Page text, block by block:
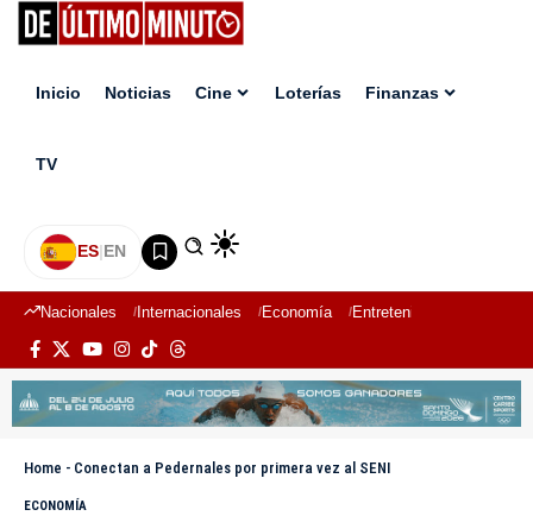
Inicio Noticias Cine Loterías Finanzas
TV
ES|EN
Nacionales Internacionales Economía Entretenimiento
Home - Conectan a Pedernales por primera vez al SENI
ECONOMÍA